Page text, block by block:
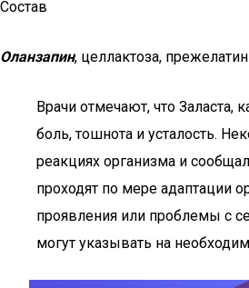
Состав
Оланзапин, целлактоза,
Врачи отмечают, что
боль, тошнота и усталость.
реакциях организма и
проходят по мере адаптации
проявления или проблемы с
могут указывать на